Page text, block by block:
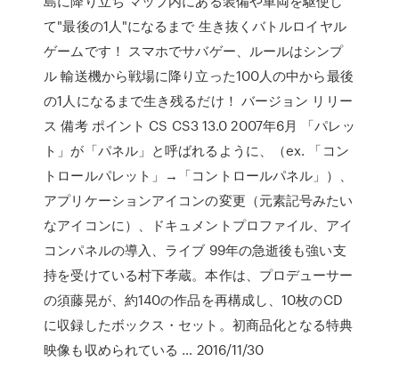
て"最後の1人"になるまで 生き抜くバトルロイヤル
ゲームです！ スマホでサバゲー、ルールはシンプ
ル 輸送機から戦場に降り立った100人の中から最後
の1人になるまで生き残るだけ！ バージョン リリー
ス 備考 ポイント CS CS3 13.0 2007年6月 「パレッ
ト」が「パネル」と呼ばれるように、（ex. 「コン
トロールパレット」→「コントロールパネル」）、
アプリケーションアイコンの変更（元素記号みたい
なアイコンに）、ドキュメントプロファイル、アイ
コンパネルの導入、ライブ 99年の急逝後も強い支
持を受けている村下孝蔵。本作は、プロデューサー
の須藤晃が、約140の作品を再構成し、10枚のCD
に収録したボックス・セット。初商品化となる特典
映像も収められている … 2016/11/30